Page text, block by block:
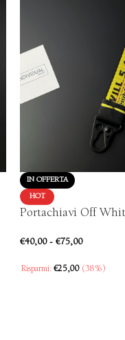
IN OFFERTA
HOT
Portachiavi Off
€40,00 - €75,00
Risparmi: €25,00 (38%)